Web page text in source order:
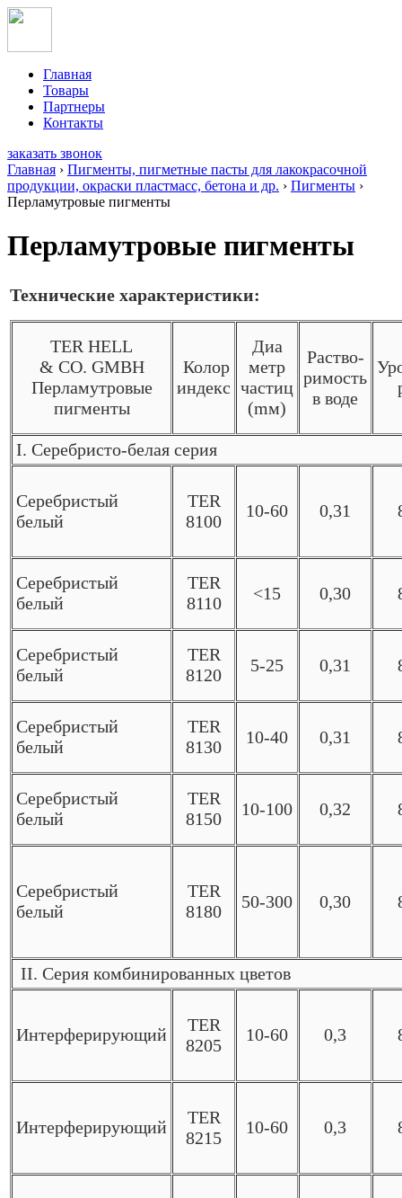
Главная
Товары
Партнеры
Контакты
заказать звонок
Главная › Пигменты, пигметные пасты для лакокрасочной
продукции, окраски пластмасс, бетона и др. › Пигменты ›
Перламутровые пигменты
Перламутровые пигменты
Технические характеристики:
TER HELL
& CO. GMBH
Перламутровые
пигменты
Колор
индекс
Диа
метр
частиц
(mм)
Раство-
римость
в воде
I. Серебристо-белая серия
Серебристый
белый
TER
8100
10-60 0,31
Серебристый
белый
TER
8110
<15 0,30
Серебристый
белый
TER
8120
5-25 0,31
Серебристый
белый
TER
8130
10-40 0,31
Серебристый
белый
TER
8150
10-100 0,32
Серебристый
белый
TER
8180
50-300 0,30
II. Серия комбинированных цветов
Интерферирующий
TER
8205
10-60 0,3
Интерферирующий
TER
8215
10-60 0,3